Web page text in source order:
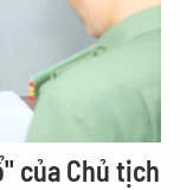
của Chủ tịch